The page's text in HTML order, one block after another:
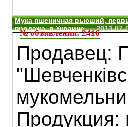
№ объявления: 2416
Мука пшеничная высший,
продажа, в Украине
2013-07-
Продавец:
Продукция: